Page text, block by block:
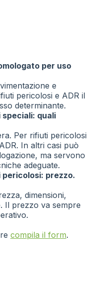
per uso
e
pericolosi e ADR il
determinante.
quali
Per rifiuti pericolosi
In altri casi può
ma servono
adeguate.
prezzo.
dimensioni,
Il prezzo va sempre
compila il form.